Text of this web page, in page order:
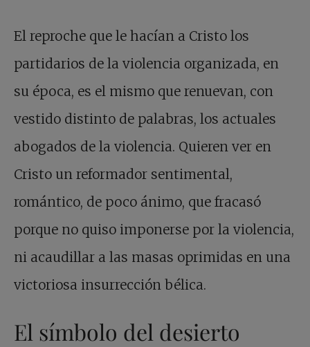
El reproche que le hacían a Cristo los
partidarios de la violencia organizada, en
su época, es el mismo que renuevan, con
vestido distinto de palabras, los actuales
abogados de la violencia. Quieren ver en
Cristo un reformador sentimental,
romántico, de poco ánimo, que fracasó
porque no quiso imponerse por la violencia,
ni acaudillar a las masas oprimidas en una
victoriosa insurrección bélica.
El símbolo del desierto